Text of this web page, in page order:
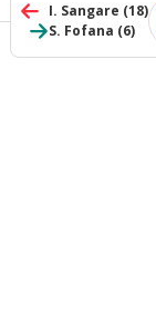
I. Sangare (18)
S. Fofana (6)